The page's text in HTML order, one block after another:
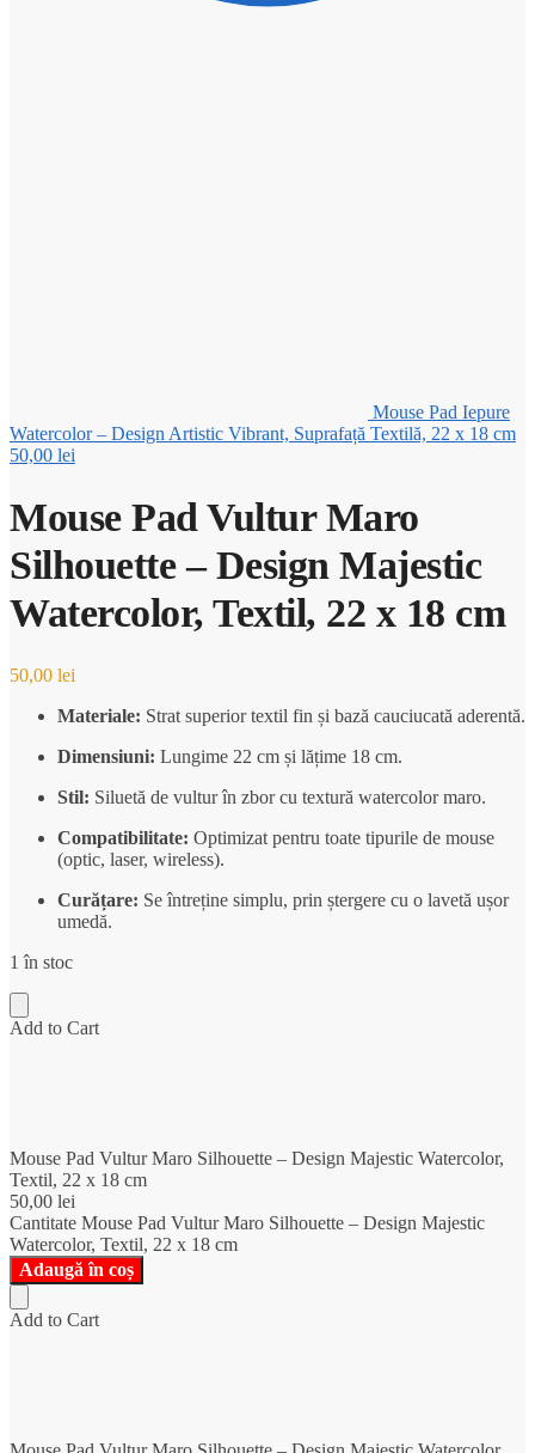
Mouse Pad Iepure
Watercolor – Design Artistic Vibrant, Suprafață Textilă, 22 x 18 cm
50,00 lei
Mouse Pad Vultur Maro
Silhouette – Design Majestic
Watercolor, Textil, 22 x 18 cm
50,00 lei
Materiale: Strat superior textil fin și bază cauciucată aderentă.
Dimensiuni: Lungime 22 cm și lățime 18 cm.
Stil: Siluetă de vultur în zbor cu textură watercolor maro.
Compatibilitate: Optimizat pentru toate tipurile de mouse
(optic, laser, wireless).
Curățare: Se întreține simplu, prin ștergere cu o lavetă ușor
umedă.
1 în stoc
Add to Cart
Mouse Pad Vultur Maro Silhouette – Design Majestic Watercolor,
Textil, 22 x 18 cm
50,00 lei
Cantitate Mouse Pad Vultur Maro Silhouette – Design Majestic
Watercolor, Textil, 22 x 18 cm
Adaugă în coș
Add to Cart